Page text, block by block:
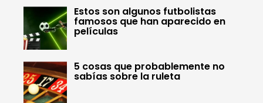
Estos son algunos futbolistas
famosos que han aparecido en
películas
5 cosas que probablemente no
sabías sobre la ruleta